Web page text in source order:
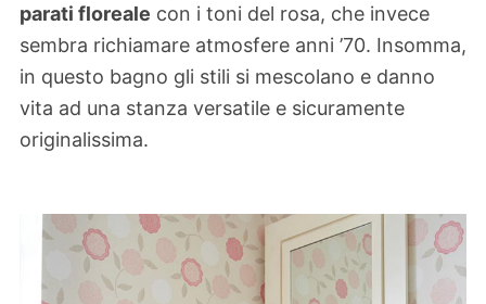
parati floreale con i toni del rosa, che invece
sembra richiamare atmosfere anni ’70. Insomma,
in questo bagno gli stili si mescolano e danno
vita ad una stanza versatile e sicuramente
originalissima.